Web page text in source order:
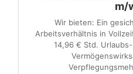
m/
Wir bieten: Ein
Arbeitsverhältnis in
14,96 € Std.